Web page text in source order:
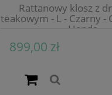
Rattanowy klosz z
teakowym - L - Czarny -
Hands
899,00 zł